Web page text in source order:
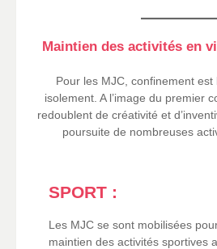
Maintien des activités en
Pour les MJC, confinement
isolement. A l’image du premier
redoublent de créativité et
poursuite de nombreuses
SPORT :
Les MJC se sont mobilisées
maintien des activités sportives